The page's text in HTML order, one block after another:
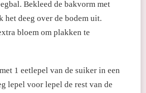
Bekleed de bakvorm met
het deeg over de bodem uit.
bloem om plakken te
1 eetlepel van de suiker in een
lepel voor lepel de rest van de